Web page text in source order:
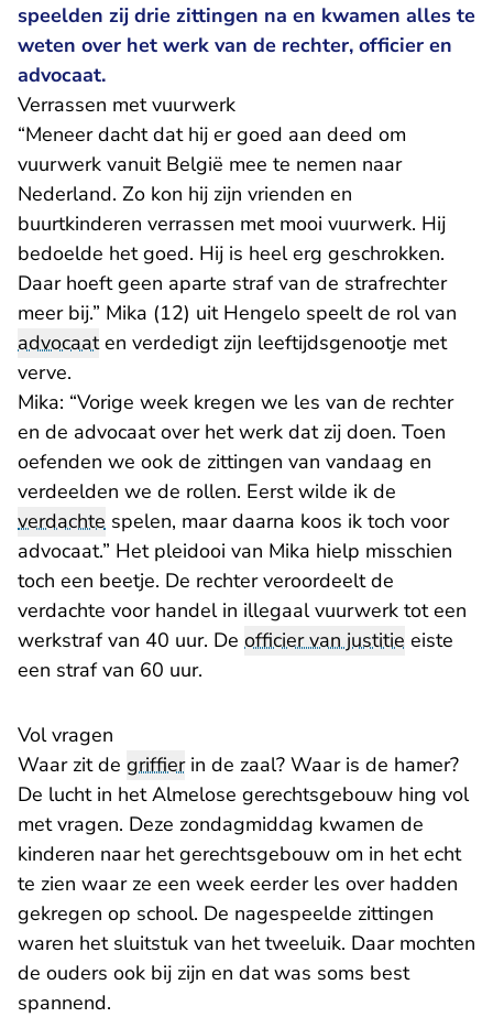
speelden zij drie zittingen na en kwamen alles te
weten over het werk van de rechter, officier en
advocaat.
Verrassen met vuurwerk
“Meneer dacht dat hij er goed aan deed om
vuurwerk vanuit België mee te nemen naar
Nederland. Zo kon hij zijn vrienden en
buurtkinderen verrassen met mooi vuurwerk. Hij
bedoelde het goed. Hij is heel erg geschrokken.
Daar hoeft geen aparte straf van de strafrechter
meer bij.” Mika (12) uit Hengelo speelt de rol van
advocaaten verdedigt zijn leeftijdsgenootje met
verve.
Mika: “Vorige week kregen we les van de rechter
en de advocaat over het werk dat zij doen. Toen
oefenden we ook de zittingen van vandaag en
verdeelden we de rollen. Eerst wilde ik de
verdachte spelen, maar daarna koos ik toch voor
advocaat.” Het pleidooi van Mika hielp misschien
toch een beetje. De rechter veroordeelt de
verdachte voor handel in illegaal vuurwerk tot een
werkstraf van 40 uur. De officier van justitie eiste
een straf van 60 uur.
Vol vragen
Waar zit de griffierin de zaal? Waar is de hamer?
De lucht in het Almelose gerechtsgebouw hing vol
met vragen. Deze zondagmiddag kwamen de
kinderen naar het gerechtsgebouw om in het echt
te zien waar ze een week eerder les over hadden
gekregen op school. De nagespeelde zittingen
waren het sluitstuk van het tweeluik. Daar mochten
de ouders ook bij zijn en dat was soms best
spannend.